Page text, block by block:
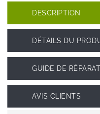
DESCRIPTION
DÉTAILS DU
GUIDE DE
AVIS CLIENTS